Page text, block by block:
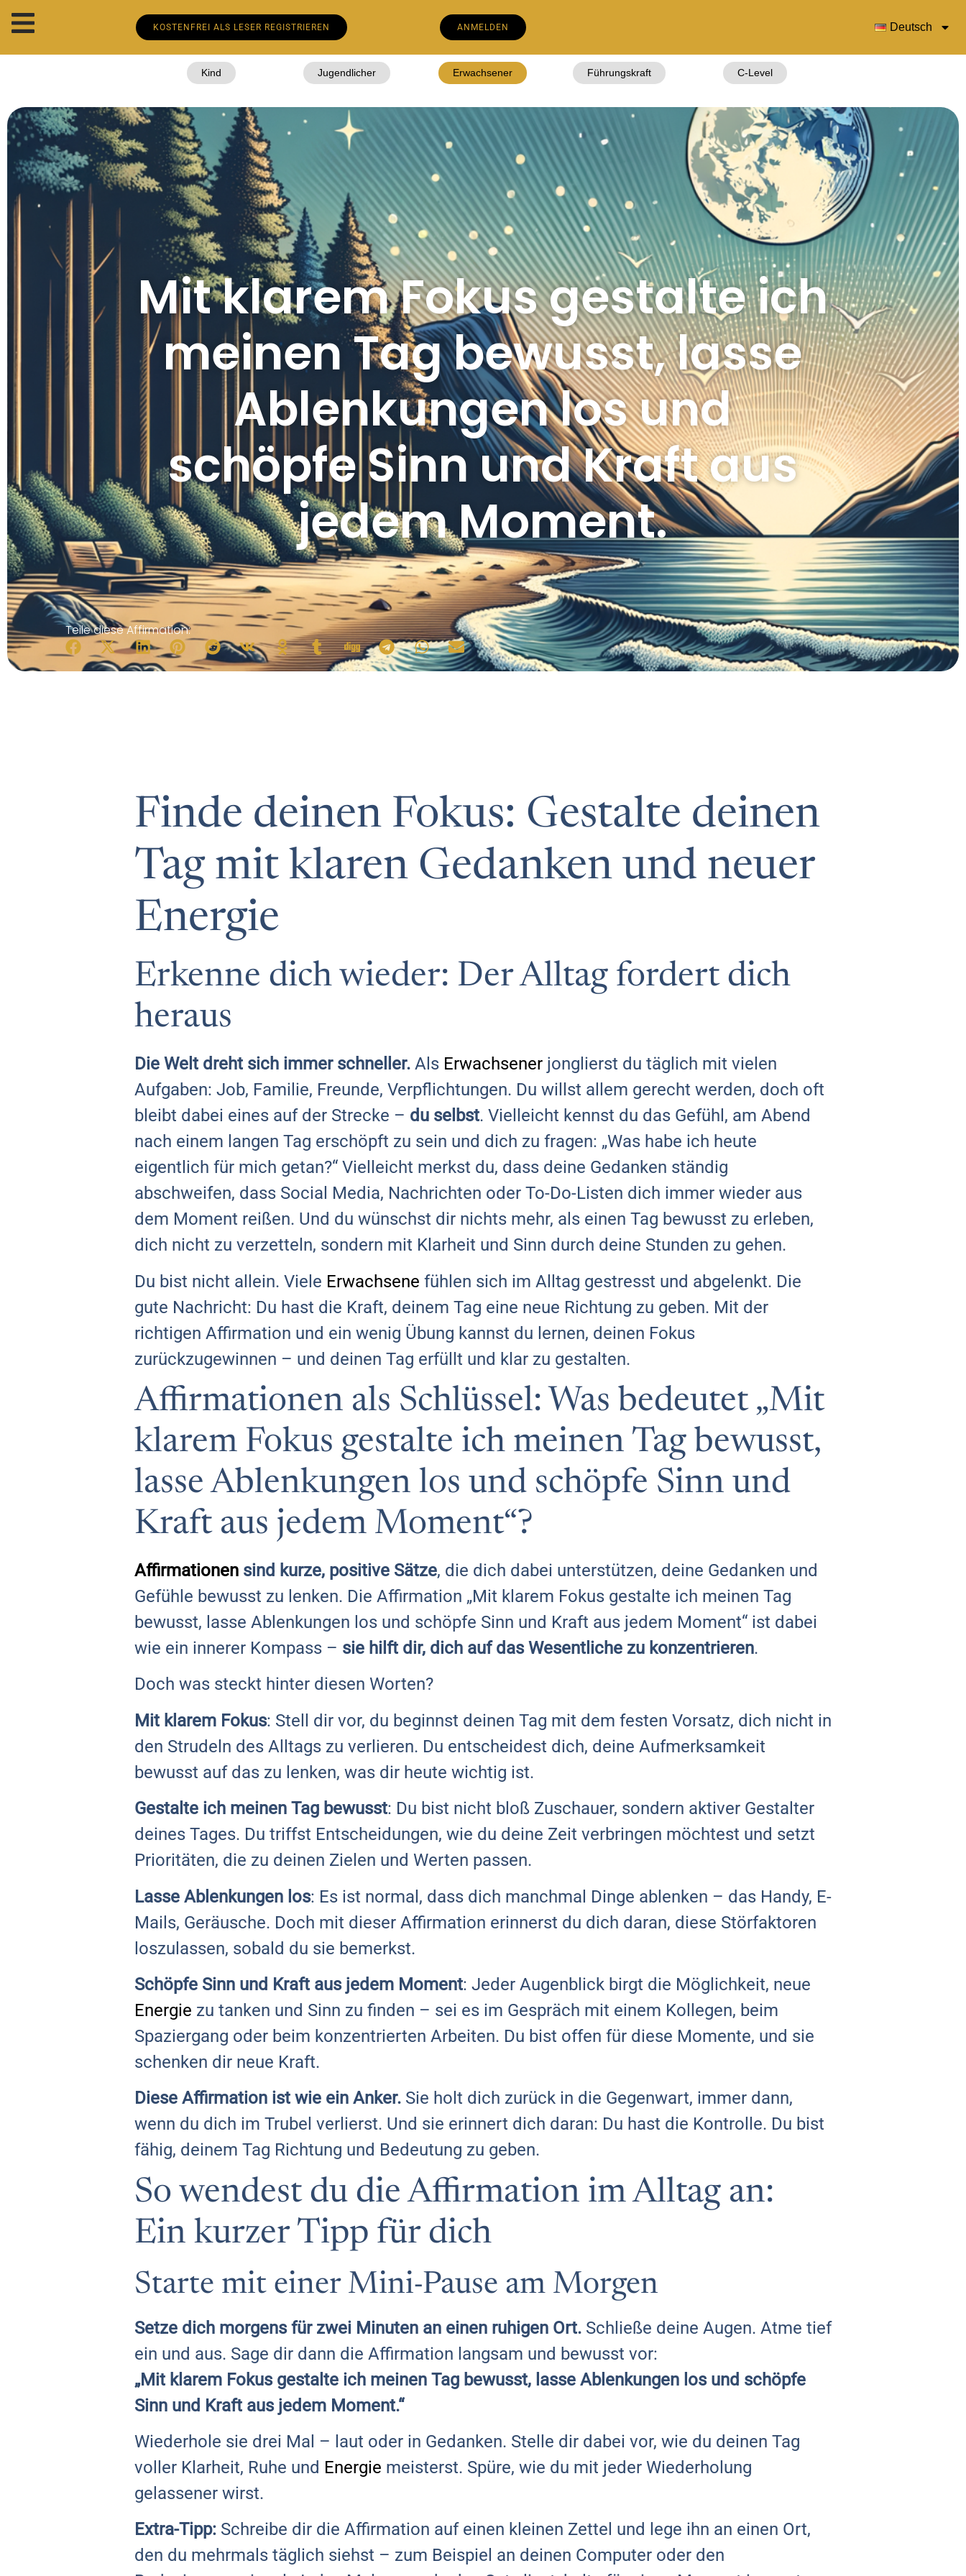
KOSTENFREI ALS LESER REGISTRIEREN ANMELDEN Deutsch
Kind Jugendlicher Erwachsener Führungskraft C-Level
Mit klarem Fokus gestalte ich
meinen Tag bewusst, lasse
Ablenkungen los und
schöpfe Sinn und Kraft aus
jedem Moment.
Teile diese Affirmation:
Finde deinen Fokus: Gestalte deinen
Tag mit klaren Gedanken und neuer
Energie
Erkenne dich wieder: Der Alltag fordert dich
heraus
Die Welt dreht sich immer schneller. Als Erwachsener jonglierst du täglich mit vielen
Aufgaben: Job, Familie, Freunde, Verpflichtungen. Du willst allem gerecht werden, doch oft
bleibt dabei eines auf der Strecke – du selbst. Vielleicht kennst du das Gefühl, am Abend
nach einem langen Tag erschöpft zu sein und dich zu fragen: „Was habe ich heute
eigentlich für mich getan?“ Vielleicht merkst du, dass deine Gedanken ständig
abschweifen, dass Social Media, Nachrichten oder To-Do-Listen dich immer wieder aus
dem Moment reißen. Und du wünschst dir nichts mehr, als einen Tag bewusst zu erleben,
dich nicht zu verzetteln, sondern mit Klarheit und Sinn durch deine Stunden zu gehen.
Du bist nicht allein. Viele Erwachsene fühlen sich im Alltag gestresst und abgelenkt. Die
gute Nachricht: Du hast die Kraft, deinem Tag eine neue Richtung zu geben. Mit der
richtigen Affirmation und ein wenig Übung kannst du lernen, deinen Fokus
zurückzugewinnen – und deinen Tag erfüllt und klar zu gestalten.
Affirmationen als Schlüssel: Was bedeutet „Mit
klarem Fokus gestalte ich meinen Tag bewusst,
lasse Ablenkungen los und schöpfe Sinn und
Kraft aus jedem Moment“?
Affirmationen sind kurze, positive Sätze, die dich dabei unterstützen, deine Gedanken und
Gefühle bewusst zu lenken. Die Affirmation „Mit klarem Fokus gestalte ich meinen Tag
bewusst, lasse Ablenkungen los und schöpfe Sinn und Kraft aus jedem Moment“ ist dabei
wie ein innerer Kompass – sie hilft dir, dich auf das Wesentliche zu konzentrieren.
Doch was steckt hinter diesen Worten?
Mit klarem Fokus: Stell dir vor, du beginnst deinen Tag mit dem festen Vorsatz, dich nicht in
den Strudeln des Alltags zu verlieren. Du entscheidest dich, deine Aufmerksamkeit
bewusst auf das zu lenken, was dir heute wichtig ist.
Gestalte ich meinen Tag bewusst: Du bist nicht bloß Zuschauer, sondern aktiver Gestalter
deines Tages. Du triffst Entscheidungen, wie du deine Zeit verbringen möchtest und setzt
Prioritäten, die zu deinen Zielen und Werten passen.
Lasse Ablenkungen los: Es ist normal, dass dich manchmal Dinge ablenken – das Handy, E-
Mails, Geräusche. Doch mit dieser Affirmation erinnerst du dich daran, diese Störfaktoren
loszulassen, sobald du sie bemerkst.
Schöpfe Sinn und Kraft aus jedem Moment: Jeder Augenblick birgt die Möglichkeit, neue
Energie zu tanken und Sinn zu finden – sei es im Gespräch mit einem Kollegen, beim
Spaziergang oder beim konzentrierten Arbeiten. Du bist offen für diese Momente, und sie
schenken dir neue Kraft.
Diese Affirmation ist wie ein Anker. Sie holt dich zurück in die Gegenwart, immer dann,
wenn du dich im Trubel verlierst. Und sie erinnert dich daran: Du hast die Kontrolle. Du bist
fähig, deinem Tag Richtung und Bedeutung zu geben.
So wendest du die Affirmation im Alltag an:
Ein kurzer Tipp für dich
Starte mit einer Mini-Pause am Morgen
Setze dich morgens für zwei Minuten an einen ruhigen Ort. Schließe deine Augen. Atme tief
ein und aus. Sage dir dann die Affirmation langsam und bewusst vor:
„Mit klarem Fokus gestalte ich meinen Tag bewusst, lasse Ablenkungen los und schöpfe
Sinn und Kraft aus jedem Moment.“
Wiederhole sie drei Mal – laut oder in Gedanken. Stelle dir dabei vor, wie du deinen Tag
voller Klarheit, Ruhe und Energie meisterst. Spüre, wie du mit jeder Wiederholung
gelassener wirst.
Extra-Tipp: Schreibe dir die Affirmation auf einen kleinen Zettel und lege ihn an einen Ort,
den du mehrmals täglich siehst – zum Beispiel an deinen Computer oder den